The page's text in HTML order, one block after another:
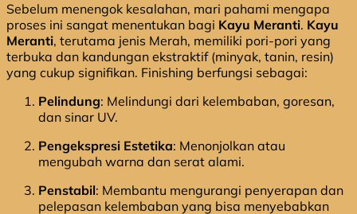
Sebelum menengok kesalahan, mari pahami mengapa
proses ini sangat menentukan bagi Kayu Meranti. Kayu
Meranti, terutama jenis Merah, memiliki pori-pori yang
terbuka dan kandungan ekstraktif (minyak, tanin, resin)
yang cukup signifikan. Finishing berfungsi sebagai:
Pelindung: Melindungi dari kelembaban, goresan,
dan sinar UV.
Pengekspresi Estetika: Menonjolkan atau
mengubah warna dan serat alami.
Penstabil: Membantu mengurangi penyerapan dan
pelepasan kelembaban yang bisa menyebabkan